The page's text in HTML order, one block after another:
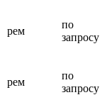
рем
по
запросу
рем
по
запросу